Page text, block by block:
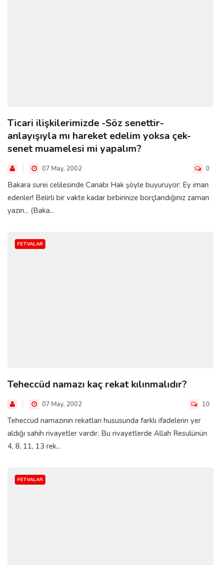
Ticari ilişkilerimizde -Söz senettir-
anlayışıyla mı hareket edelim yoksa çek-
senet muamelesi mi yapalım?
07 May, 2002 0
Bakara surei celilesinde Canabı Hak şöyle buyuruyor: Ey iman
edenler! Belirli bir vakte kadar birbirinize borçlandığınız zaman
yazın... (Baka...
FETVALAR
Teheccüd namazı kaç rekat kılınmalıdır?
07 May, 2002 10
Teheccüd namazının rekatları hususunda farklı ifadelerin yer
aldığı sahih rivayetler vardır. Bu rivayetlerde Allah Resulünün
4, 8, 11, 13 rek...
FETVALAR